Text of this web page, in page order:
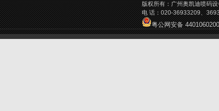
版权所有：广州奥凯迪喷码
电 话：020-36933209、
粤公网安备